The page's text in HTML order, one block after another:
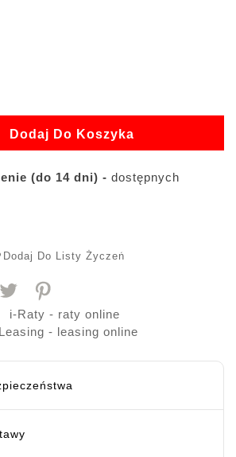
Dodaj Do Koszyka
(do 14 dni) - dostępnych
Dodaj Do Listy Życzeń